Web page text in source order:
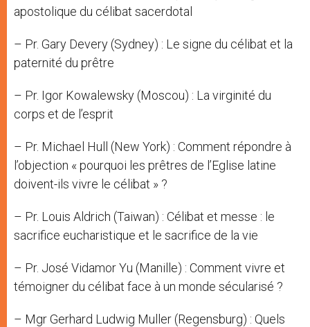
apostolique du célibat sacerdotal
– Pr. Gary Devery (Sydney) : Le signe du célibat et la
paternité du prêtre
– Pr. Igor Kowalewsky (Moscou) : La virginité du
corps et de l’esprit
– Pr. Michael Hull (New York) : Comment répondre à
l’objection « pourquoi les prêtres de l’Eglise latine
doivent-ils vivre le célibat » ?
– Pr. Louis Aldrich (Taiwan) : Célibat et messe : le
sacrifice eucharistique et le sacrifice de la vie
– Pr. José Vidamor Yu (Manille) : Comment vivre et
témoigner du célibat face à un monde sécularisé ?
– Mgr Gerhard Ludwig Muller (Regensburg) : Quels